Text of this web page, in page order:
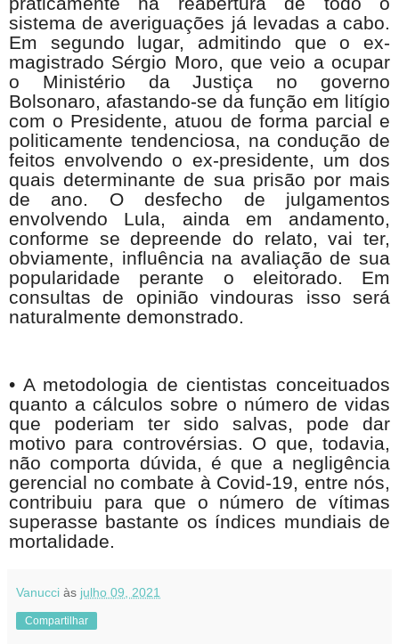
sistema de averiguações já levadas a cabo.
Em segundo lugar, admitindo que o ex-
magistrado Sérgio Moro, que veio a ocupar
o Ministério da Justiça no governo
Bolsonaro, afastando-se da função em litígio
com o Presidente, atuou de forma parcial e
politicamente tendenciosa, na condução de
feitos envolvendo o ex-presidente, um dos
quais determinante de sua prisão por mais
de ano. O desfecho de julgamentos
envolvendo Lula, ainda em andamento,
conforme se depreende do relato, vai ter,
obviamente, influência na avaliação de sua
popularidade perante o eleitorado. Em
consultas de opinião vindouras isso será
naturalmente demonstrado.
• A metodologia de cientistas conceituados
quanto a cálculos sobre o número de vidas
que poderiam ter sido salvas, pode dar
motivo para controvérsias. O que, todavia,
não comporta dúvida, é que a negligência
gerencial no combate à Covid-19, entre nós,
contribuiu para que o número de vítimas
superasse bastante os índices mundiais de
mortalidade.
Vanucci às julho 09, 2021
Compartilhar